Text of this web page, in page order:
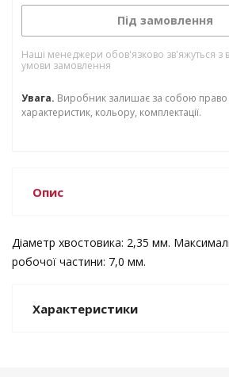
Під замовлення
Наші менеджери обов'язково зв'яжуться з
умови замовлення
Увага. Виробник залишає за собою право
характеристик, кольору, комплектації.
Опис
Діаметр хвостовика: 2,35 мм.
робочої частини: 7,0 мм.
Характеристики